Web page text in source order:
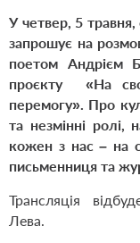
У четвер, 5 травня,
запрошує на
поетом Андрієм
проєкту «На
перемогу». Про
та незмінні ролі,
кожен з нас – на
письменниця та
Трансляція
Лева.